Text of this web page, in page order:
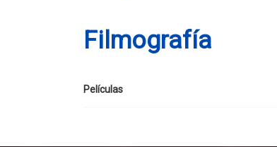
Filmografía
Películas